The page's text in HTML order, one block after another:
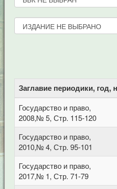
Заглавие периодики, год,
Государство и право,
2008,№ 5, Стр. 115-120
Государство и право,
2010,№ 4, Стр. 95-101
Государство и право,
2017,№ 1, Стр. 71-79